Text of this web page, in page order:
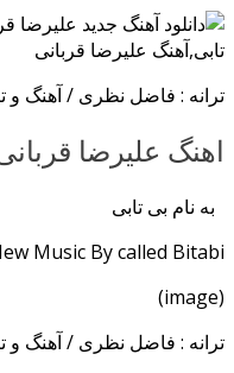
ترانه : فاضل نظری / آهنگ
اهنگ علیرضا
به نام بی تابی
Music By called Bitabi
(image)
ترانه : فاضل نظری / آهنگ